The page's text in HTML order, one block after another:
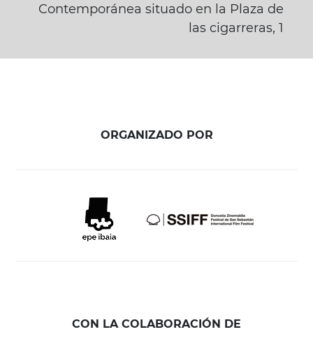
Contemporánea situado en la Plaza de
las cigarreras, 1
ORGANIZADO POR
CON LA COLABORACIÓN DE